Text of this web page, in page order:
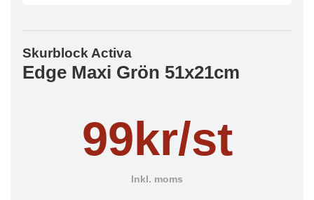
Skurblock Activa
Edge Maxi Grön 51x21cm
99kr/st
Inkl. moms